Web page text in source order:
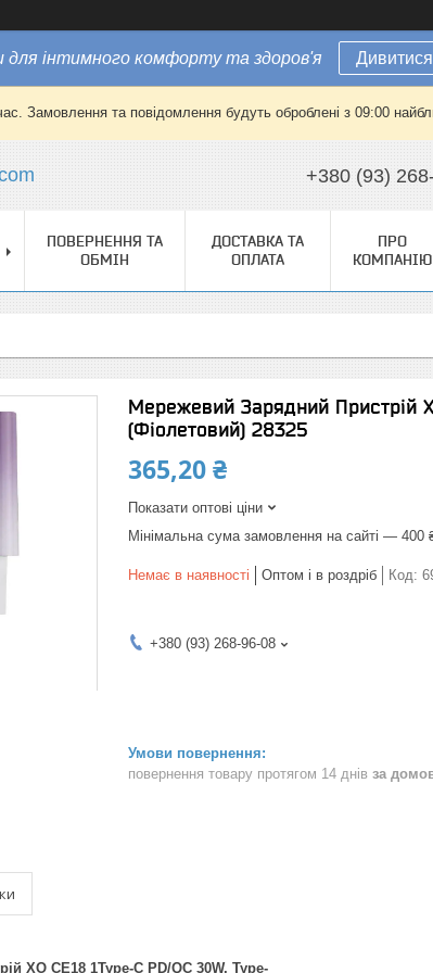
для інтимного комфорту та здоров'я
Замовлення та повідомлення будуть оброблені з 09:00
+380 (93)
ПОВЕРНЕННЯ ТА
ОБМІН
ДОСТАВКА ТА
ОПЛАТА
ПРО
КОМПАНІЮ
Мережевий Зарядний Пристрій
(Фіолетовий) 28325
365,20 ₴
Показати оптові ціни
Мінімальна сума замовлення на сайті — 400
Немає в наявності Оптом і в роздріб Код:
+380 (93) 268-96-08
повернення товару протягом 14 днів за
XO CE18 1Type-C PD/QC 30W, Type-